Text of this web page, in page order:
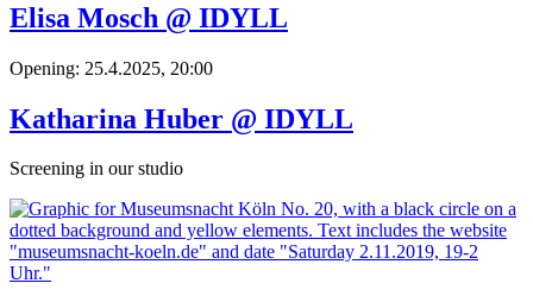
Elisa Mosch @ IDYLL
Opening: 25.4.2025, 20:00
Katharina Huber @ IDYLL
Screening in our studio